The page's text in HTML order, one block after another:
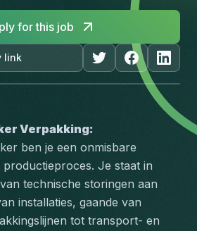
link
for this job
Verpakking:
ben je een onmisbare
Je staat in
technische storingen aan
installaties, gaande van
tot transport- en